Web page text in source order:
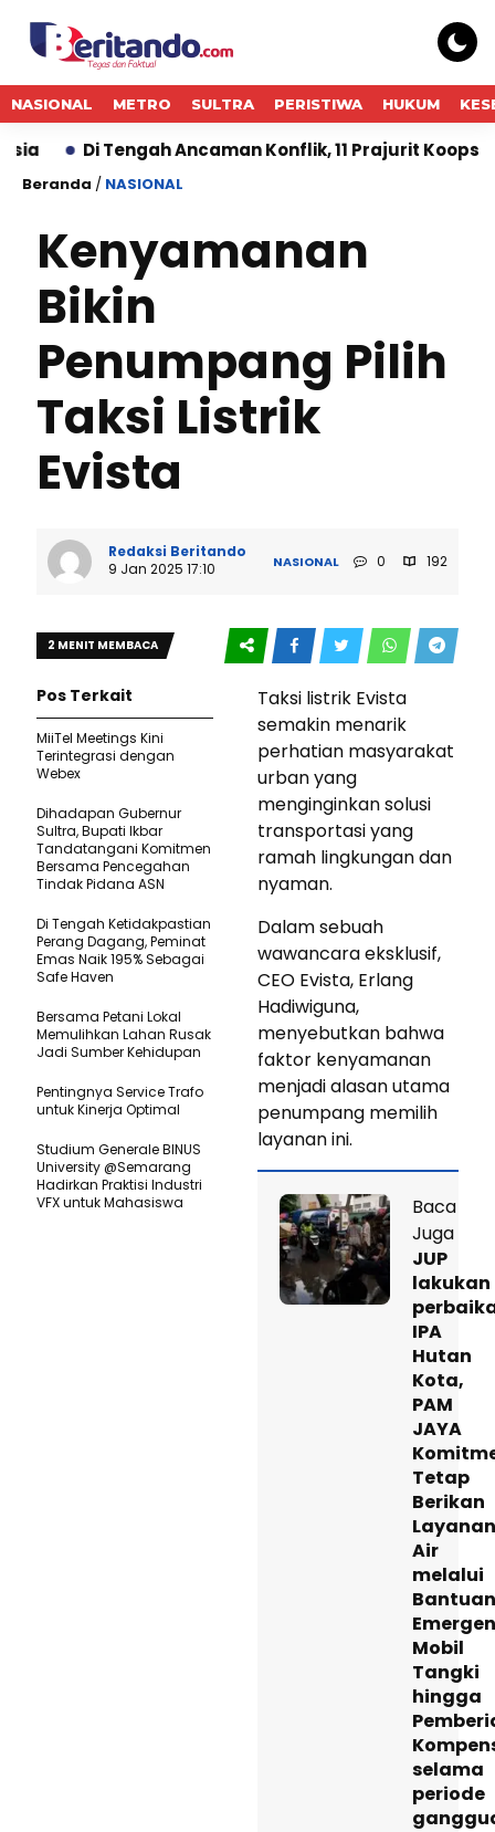
NASIONAL METRO SULTRA PERISTIWA HUKUM
Di Tengah Ancaman Konflik, 11 Prajurit Koops TNI
Beranda / NASIONAL
Kenyamanan
Bikin
Penumpang Pilih
Taksi Listrik
Evista
Redaksi Beritando
9 Jan 2025 17:10
NASIONAL 0 192
2 MENIT MEMBACA
Taksi listrik Evista
semakin menarik
perhatian masyarakat
urban yang
menginginkan solusi
transportasi yang
ramah lingkungan dan
nyaman.
Dalam sebuah
wawancara eksklusif,
CEO Evista, Erlang
Hadiwiguna,
menyebutkan bahwa
faktor kenyamanan
menjadi alasan utama
penumpang memilih
layanan ini.
Baca
Juga
JUP
lakukan
IPA
Hutan
Kota,
PAM
JAYA
Tetap
Berikan
Layanan
Air
melalui
Bantuan
Mobil
Tangki
hingga
selama
periode
Pos Terkait
MiiTel Meetings Kini
Terintegrasi dengan
Webex
Dihadapan Gubernur
Sultra, Bupati Ikbar
Tandatangani Komitmen
Bersama Pencegahan
Tindak Pidana ASN
Di Tengah Ketidakpastian
Perang Dagang, Peminat
Emas Naik 195% Sebagai
Safe Haven
Bersama Petani Lokal
Memulihkan Lahan Rusak
Jadi Sumber Kehidupan
Pentingnya Service Trafo
untuk Kinerja Optimal
Studium Generale BINUS
University @Semarang
Hadirkan Praktisi Industri
VFX untuk Mahasiswa